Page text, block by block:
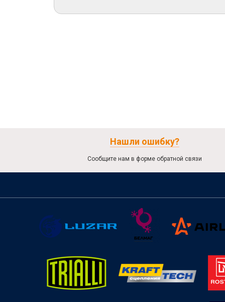
Нашли ошибку?
Сообщите нам в форме обратной связи